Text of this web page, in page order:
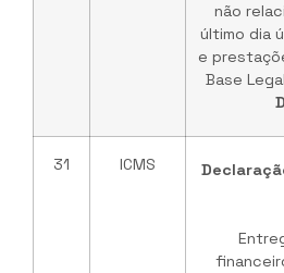
não
último dia
e
Base
31 ICMS